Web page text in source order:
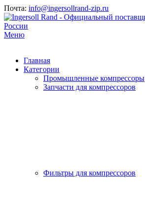
Почта: info@ingersollrand-zip.ru
Меню
Главная
Категории
Промышленные компрессоры
Запчасти для компрессоров
Фильтры для компрессоров